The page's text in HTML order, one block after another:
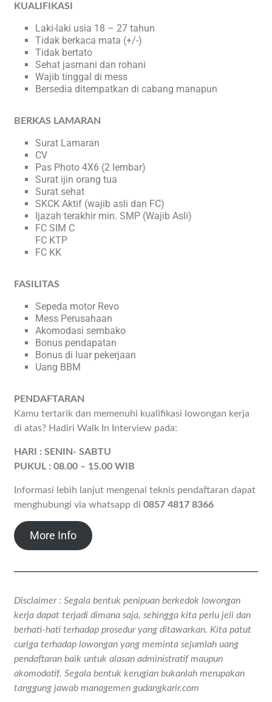
KUALIFIKASI
Laki-laki usia 18 – 27 tahun
Tidak berkaca mata (+/-)
Tidak bertato
Sehat jasmani dan rohani
Wajib tinggal di mess
Bersedia ditempatkan di cabang manapun
BERKAS LAMARAN
Surat Lamaran
CV
Pas Photo 4X6 (2 lembar)
Surat ijin orang tua
Surat sehat
SKCK Aktif (wajib asli dan FC)
Ijazah terakhir min. SMP (Wajib Asli)
FC SIM C
FC KTP
FC KK
FASILITAS
Sepeda motor Revo
Mess Perusahaan
Akomodasi sembako
Bonus pendapatan
Bonus di luar pekerjaan
Uang BBM
PENDAFTARAN
Kamu tertarik dan memenuhi kualifikasi lowongan kerja
di atas? Hadiri Walk In Interview pada:
HARI : SENIN- SABTU
PUKUL : 08.00 – 15.00 WIB
Informasi lebih lanjut mengenai teknis pendaftaran dapat
menghubungi via whatsapp di0857 4817 8366
More Info
Disclaimer : Segala bentuk penipuan berkedok lowongan
kerja dapat terjadi dimana saja, sehingga kita perlu jeli dan
berhati-hati terhadap prosedur yang ditawarkan. Kita patut
curiga terhadap lowongan yang meminta sejumlah uang
pendaftaran baik untuk alasan administratif maupun
akomodatif. Segala bentuk kerugian bukanlah merupakan
tanggung jawab managemen gudangkarir.com